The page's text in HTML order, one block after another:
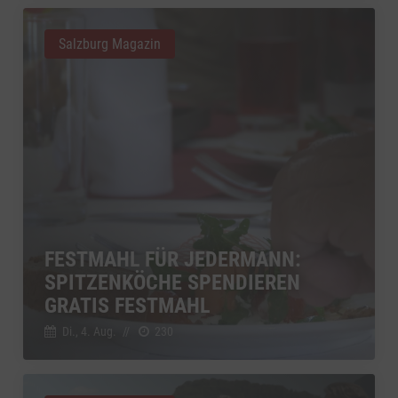
FESTMAHL FÜR JEDERMANN:
SPITZENKÖCHE SPENDIEREN
GRATIS FESTMAHL
Di., 4. Aug.
Salzburg Magazin